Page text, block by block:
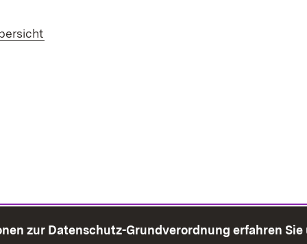
zur Datenschutz-Grundverordnung erfahren Sie